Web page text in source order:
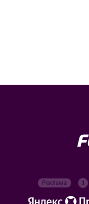
Реклама